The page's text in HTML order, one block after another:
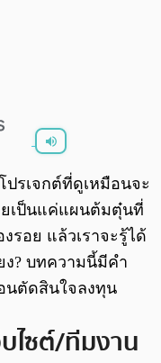
0:00 0:00
ปรเจกต์ที่ดูเหมือนจะ
เป็นแค่แผนต้มตุ๋นที่
รอย แล้วเราจะรู้ได้
ง? บทความนี้มีคำ
นตัดสินใจลงทุน
ไซต์/ทีมงาน